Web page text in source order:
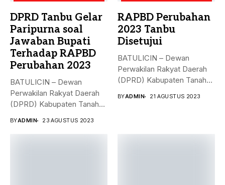
DPRD Tanbu Gelar
Paripurna soal
Jawaban Bupati
Terhadap RAPBD
Perubahan 2023
BATULICIN – Dewan
Perwakilan Rakyat Daerah
(DPRD) Kabupaten Tanah
BYADMIN 23 AGUSTUS 2023
RAPBD Perubahan
2023 Tanbu
Disetujui
BATULICIN – Dewan
Perwakilan Rakyat Daerah
(DPRD) Kabupaten Tanah
BYADMIN 21 AGUSTUS 2023